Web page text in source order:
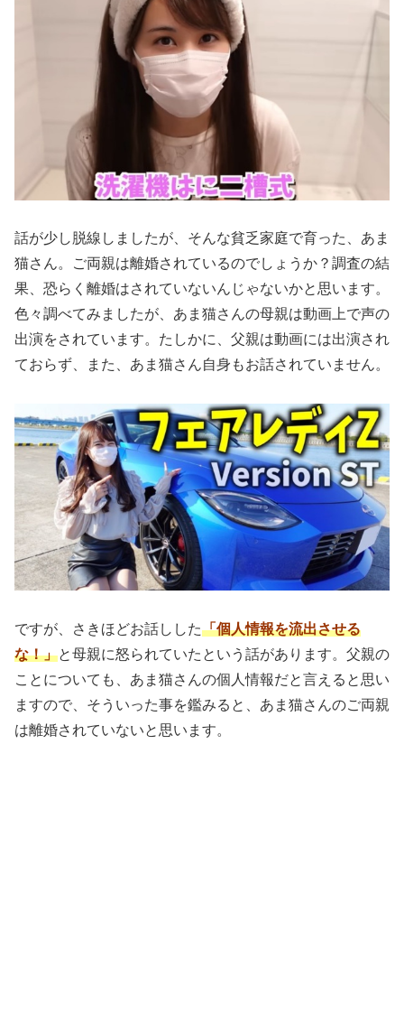
話が少し脱線しましたが、そんな貧乏家庭で育った、あま
猫さん。ご両親は離婚されているのでしょうか？調査の結
果、恐らく離婚はされていないんじゃないかと思います。
色々調べてみましたが、あま猫さんの母親は動画上で声の
出演をされています。たしかに、父親は動画には出演され
ておらず、また、あま猫さん自身もお話されていません。
ですが、さきほどお話しした「個人情報を流出させる
な！」と母親に怒られていたという話があります。父親の
ことについても、あま猫さんの個人情報だと言えると思い
ますので、そういった事を鑑みると、あま猫さんのご両親
は離婚されていないと思います。